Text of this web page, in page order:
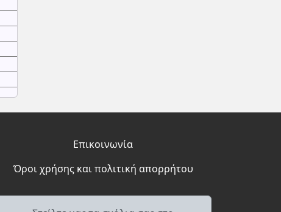
Επικοινωνία
Όροι χρήσης και πολιτική απορρήτου